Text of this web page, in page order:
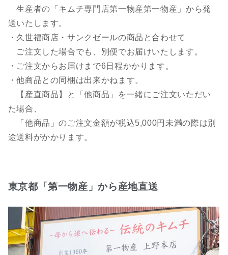
生産者の「キムチ専門店第一物産第一物産」から発
送いたします。
・久世福商店・サンクゼールの商品と合わせて
ご注文した場合でも、別便でお届けいたします。
・ご注文からお届けまで6日程かかります。
・他商品との同梱は出来かねます。
【産直商品】と「他商品」を一緒にご注文いただい
た場合、
「他商品」のご注文金額が税込5,000円未満の際は別
途送料がかかります。
東京都「第一物産」から産地直送